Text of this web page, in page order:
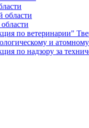
области
по ветеринарии"
и
по надзору за